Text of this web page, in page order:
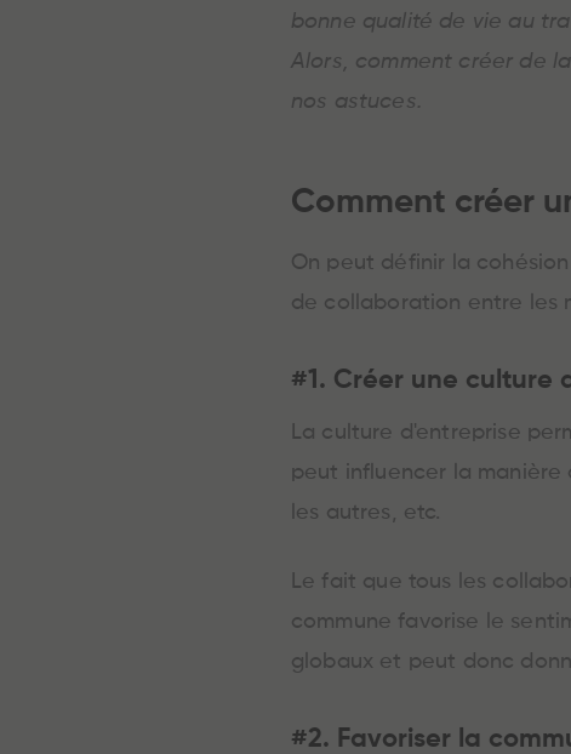
bonne qualité de vie au
Alors, comment créer de
nos astuces.
Comment créer
On peut définir la
de collaboration entre les
#1. Créer une culture
La culture d'entreprise
peut influencer la manière
les autres, etc.
Le fait que tous les
commune favorise le
globaux et peut donc
#2. Favoriser la